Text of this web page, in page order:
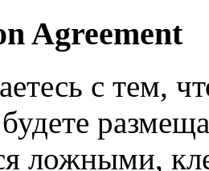
Agreement
с тем,
ложными,